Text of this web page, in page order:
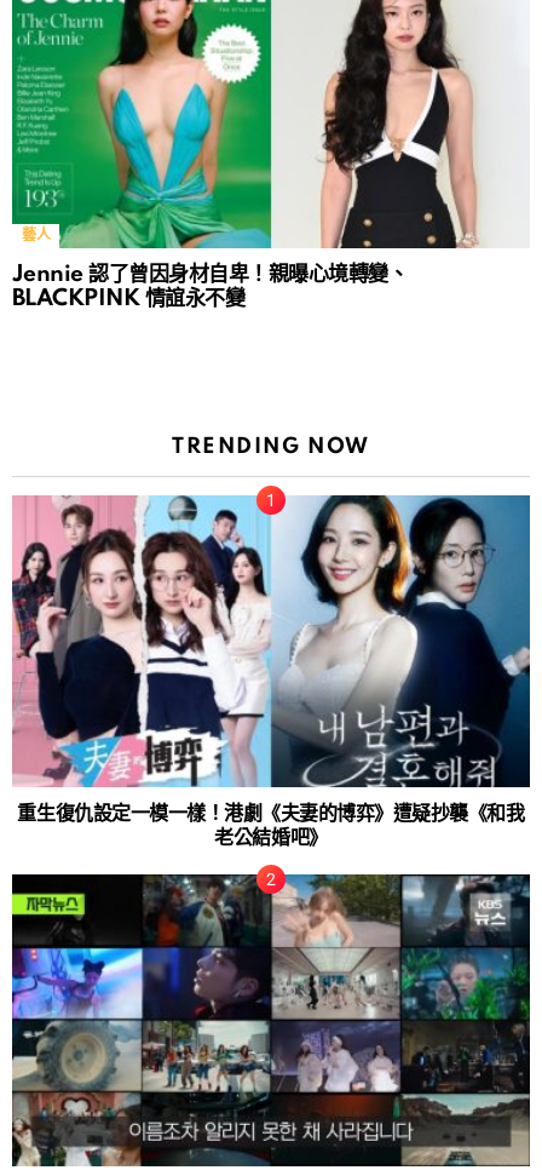
藝人
Jennie 認了曾因身材自卑！親曝心境轉變、
BLACKPINK 情誼永不變
TRENDING NOW
重生復仇設定一模一樣！港劇《夫妻的博弈》遭疑抄襲《和我
老公結婚吧》